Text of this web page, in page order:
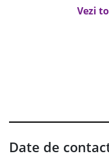
Vezi
Date de